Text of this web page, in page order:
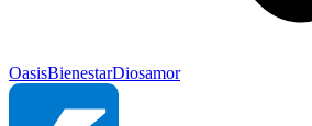
OasisBienestarDiosamor